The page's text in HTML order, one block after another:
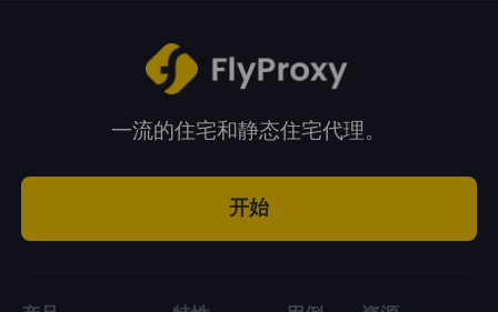
一流的住宅和静态住宅代理。
开始